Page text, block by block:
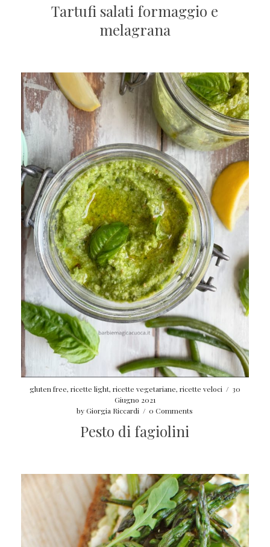
Tartufi salati formaggio e
melagrana
gluten free, ricette light, ricette vegetariane, ricette veloci / 30
Giugno 2021
byGiorgia Riccardi / 0 Comments
Pesto di fagiolini